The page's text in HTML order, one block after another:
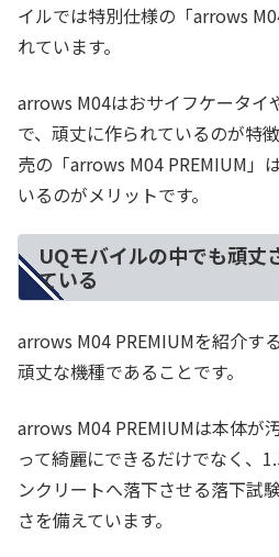
イルでは特別仕様の「arrows
れています。
arrows M04はおサイフケータイ
で、頑丈に作られているのが特
売の「arrows M04 PREMIUM」
いるのがメリットです。
UQモバイルの中でも頑丈
ている
arrows M04 PREMIUMを紹介す
頑丈な機種であることです。
arrows M04 PREMIUMは本体が
って綺麗にできるだけでなく、
ンクリートへ落下させる落下試
さを備えています。